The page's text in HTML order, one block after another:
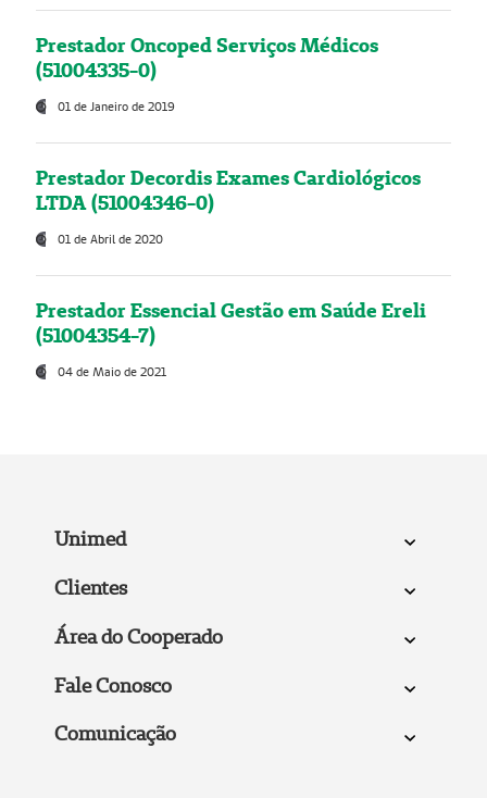
Prestador Oncoped Serviços Médicos
(51004335-0)
01 de Janeiro de 2019
Prestador Decordis Exames Cardiológicos
LTDA (51004346-0)
01 de Abril de 2020
Prestador Essencial Gestão em Saúde Ereli
(51004354-7)
04 de Maio de 2021
Unimed
Clientes
Área do Cooperado
Fale Conosco
Comunicação